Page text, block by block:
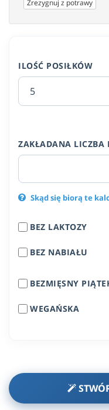
Zrezygnuj z potrawy
ILOŚĆ POSIŁKÓW
ZAKŁADANA LICZBA
Skąd się biorą te
BEZ LAKTOZY
BEZ NABIAŁU
BEZMIĘSNY
WEGAŃSKA